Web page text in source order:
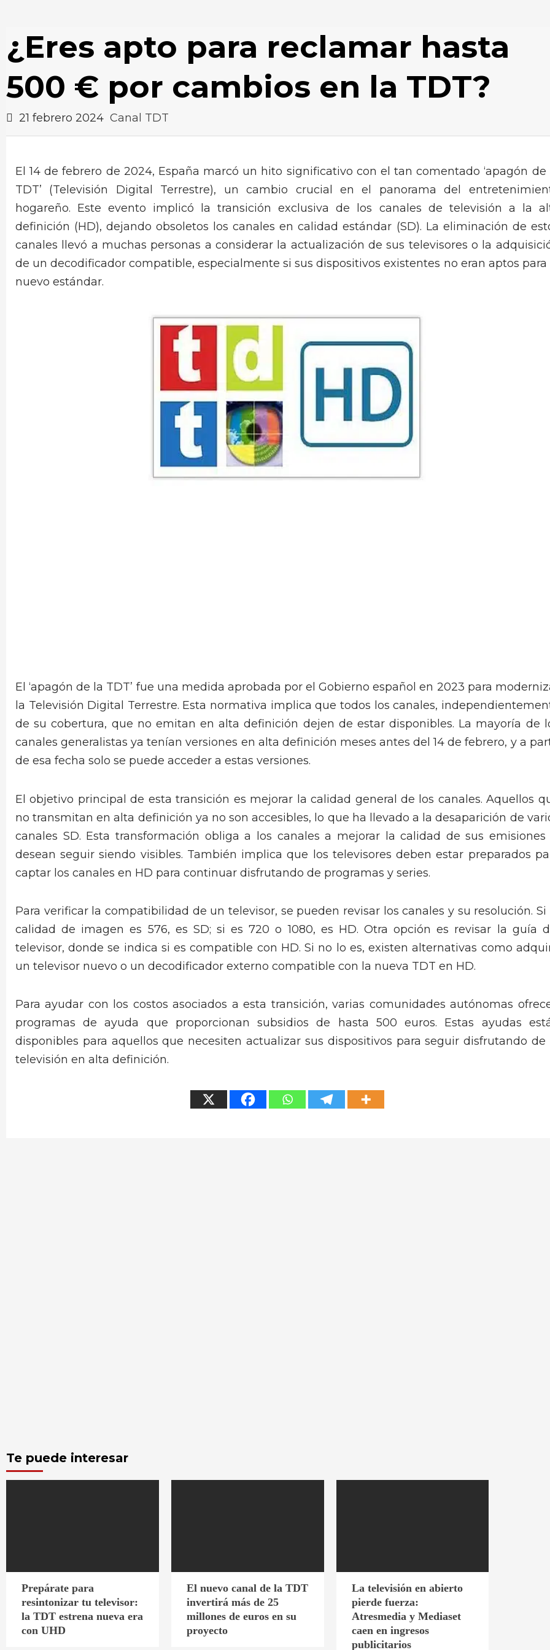
¿Eres apto para reclamar hasta
500 € por cambios en la TDT?
21 febrero 2024 Canal TDT
El 14 de febrero de 2024, España marcó un hito significativo con el tan comentado ‘apagón de
TDT’ (Televisión Digital Terrestre), un cambio crucial en el panorama del
hogareño. Este evento implicó la transición exclusiva de los canales de televisión a la
definición (HD), dejando obsoletos los canales en calidad estándar (SD). La eliminación de
canales llevó a muchas personas a considerar la actualización de sus televisores o la
de un decodificador compatible, especialmente si sus dispositivos existentes no eran aptos para
nuevo estándar.
El ‘apagón de la TDT’ fue una medida aprobada por el Gobierno español en 2023 para
la Televisión Digital Terrestre. Esta normativa implica que todos los canales,
de su cobertura, que no emitan en alta definición dejen de estar disponibles. La mayoría de
canales generalistas ya tenían versiones en alta definición meses antes del 14 de febrero, y a
de esa fecha solo se puede acceder a estas versiones.
El objetivo principal de esta transición es mejorar la calidad general de los canales. Aquellos
no transmitan en alta definición ya no son accesibles, lo que ha llevado a la desaparición de
canales SD. Esta transformación obliga a los canales a mejorar la calidad de sus emisiones
desean seguir siendo visibles. También implica que los televisores deben estar preparados
captar los canales en HD para continuar disfrutando de programas y series.
Para verificar la compatibilidad de un televisor, se pueden revisar los canales y su resolución. Si
calidad de imagen es 576, es SD; si es 720 o 1080, es HD. Otra opción es revisar la guía
televisor, donde se indica si es compatible con HD. Si no lo es, existen alternativas como
un televisor nuevo o un decodificador externo compatible con la nueva TDT en HD.
Para ayudar con los costos asociados a esta transición, varias comunidades autónomas
programas de ayuda que proporcionan subsidios de hasta 500 euros. Estas ayudas
disponibles para aquellos que necesiten actualizar sus dispositivos para seguir disfrutando de
televisión en alta definición.
Te puede interesar
Prepárate para
resintonizar tu televisor:
la TDT estrena nueva era
con UHD
El nuevo canal de la TDT
invertirá más de 25
millones de euros en su
proyecto
La televisión en abierto
pierde fuerza:
Atresmedia y Mediaset
caen en ingresos
publicitarios